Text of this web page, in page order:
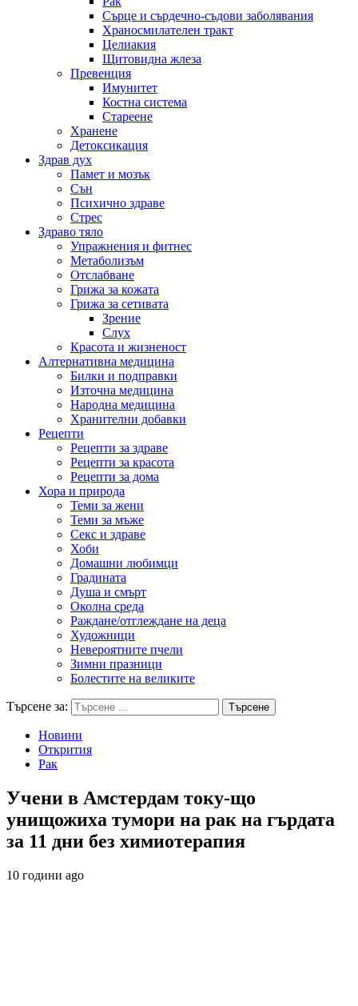
Сърце и сърдечно-съдови заболявания
Храносмилателен тракт
Целиакия
Щитовидна жлеза
Превенция
Имунитет
Костна система
Стареене
Хранене
Детоксикация
Здрав дух
Памет и мозък
Сън
Психично здраве
Стрес
Здраво тяло
Упражнения и фитнес
Метаболизъм
Отслабване
Грижа за кожата
Грижа за сетивата
Зрение
Слух
Красота и жизненост
Алтернативна медицина
Билки и подправки
Източна медицина
Народна медицина
Хранителни добавки
Рецепти
Рецепти за здраве
Рецепти за красота
Рецепти за дома
Хора и природа
Теми за жени
Теми за мъже
Секс и здраве
Хоби
Домашни любимци
Градината
Душа и смърт
Околна среда
Раждане/отглеждане на деца
Художници
Невероятните пчели
Зимни празници
Болестите на великите
Търсене за:
Новини
Открития
Рак
Учени в Амстердам току-що
унищожиха тумори на рак на гърдата
за 11 дни без химиотерапия
10 години ago